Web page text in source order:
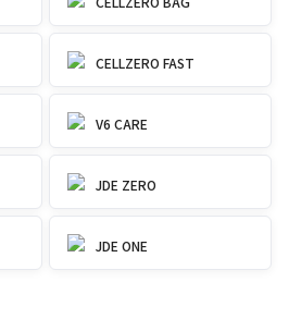
CELLZERO FAST
V6 CARE
JDE ZERO
JDE ONE